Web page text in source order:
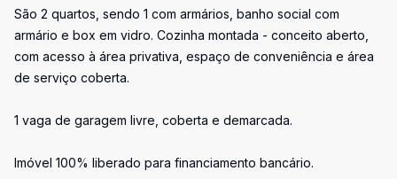
São 2 quartos, sendo 1 com armários, banho social com
armário e box em vidro. Cozinha montada - conceito aberto,
com acesso à área privativa, espaço de conveniência e área
de serviço coberta.
1 vaga de garagem livre, coberta e demarcada.
Imóvel 100% liberado para financiamento bancário.